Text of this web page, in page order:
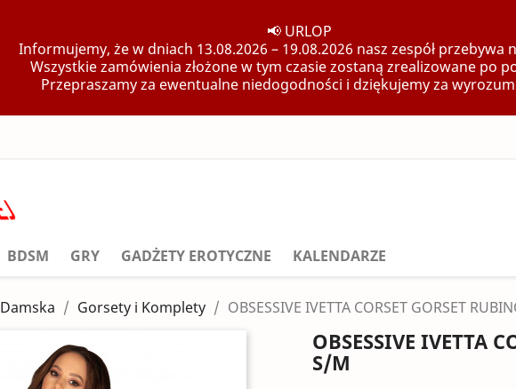
📢 URLOP
Informujemy, że w dniach 13.08.2026 – 19.08.2026 nasz zespół przebywa
Wszystkie zamówienia złożone w tym czasie zostaną zrealizowane po
Przepraszamy za ewentualne niedogodności i dziękujemy za
BDSM GRY GADŻETY EROTYCZNE KALENDARZE
Damska Gorsety i Komplety OBSESSIVE IVETTA CORSET GORSET
OBSESSIVE IVETTA
S/M